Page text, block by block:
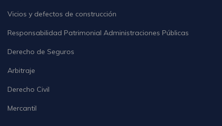
Vicios y defectos de construcción
Responsabilidad Patrimonial Administraciones Públicas
Derecho de Seguros
Arbitraje
Derecho Civil
Mercantil